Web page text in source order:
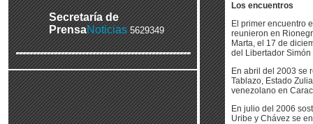
Secretaría de
PrensaNoticias 5629349
Los encuentros
El primer encuentro
reunieron en
Marta, el 17 de
del Libertador Simón
En abril del 2003 se
Tablazo, Estado
venezolano en
En julio del 2006
Uribe y Chávez se